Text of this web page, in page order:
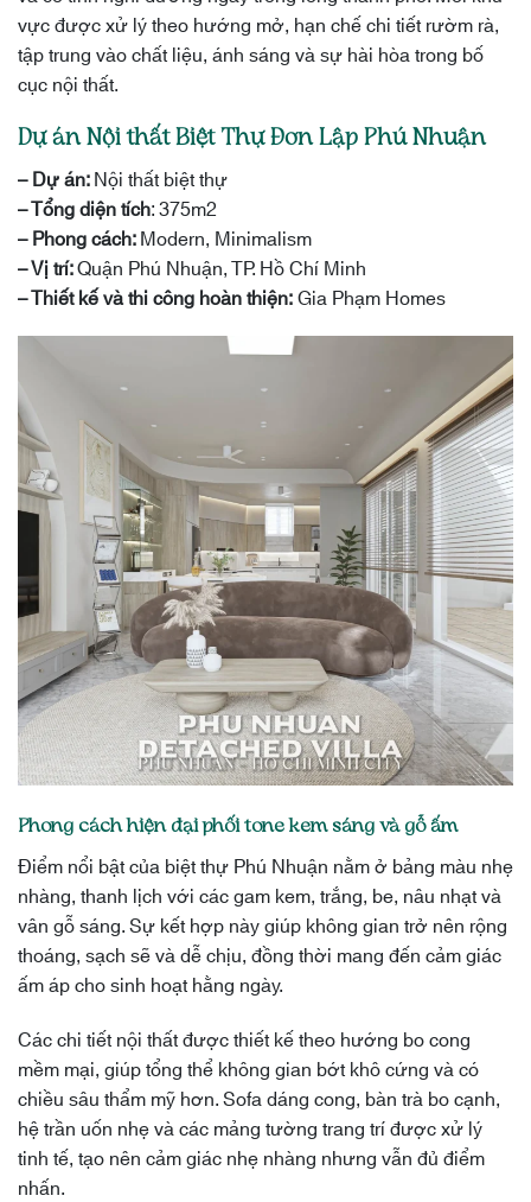
vực được xử lý theo hướng mở, hạn chế chi tiết rườm rà,
tập trung vào chất liệu, ánh sáng và sự hài hòa trong bố
cục nội thất.
Dự án Nội thất Biệt Thự Đơn Lập Phú Nhuận
– Dự án:Nội thất biệt thự
– Tổng diện tích: 375m2
– Phong cách:Modern, Minimalism
– Vị trí:Quận Phú Nhuận, TP. Hồ Chí Minh
– Thiết kế và thi công hoàn thiện:Gia Phạm Homes
Phong cách hiện đại phối tone kem sáng và gỗ ấm
Điểm nổi bật của biệt thự Phú Nhuận nằm ở bảng màu nhẹ
nhàng, thanh lịch với các gam kem, trắng, be, nâu nhạt và
vân gỗ sáng. Sự kết hợp này giúp không gian trở nên rộng
thoáng, sạch sẽ và dễ chịu, đồng thời mang đến cảm giác
ấm áp cho sinh hoạt hằng ngày.
Các chi tiết nội thất được thiết kế theo hướng bo cong
mềm mại, giúp tổng thể không gian bớt khô cứng và có
chiều sâu thẩm mỹ hơn. Sofa dáng cong, bàn trà bo cạnh,
hệ trần uốn nhẹ và các mảng tường trang trí được xử lý
tinh tế, tạo nên cảm giác nhẹ nhàng nhưng vẫn đủ điểm
nhấn.